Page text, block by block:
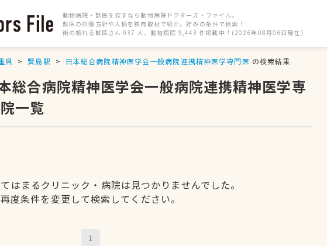
動物病院・獣医を探すなら動物病院ドクターズ・ファイル。
獣医の診療方針や人柄を独自取材で紹介。好みの条件で検索！
街の頼れる獣医さん 937 人、動物病院 9,443 件掲載中！(2026年08月06日現在)
県 賢島駅 日本総合病院精神医学会一般病院連携精神医学専門医 の検索結果
総合病院精神医学会一般病院連携精神医学専
一覧
はまるクリニック・病院は見つかりませんでした。
再度条件を変更して検索してください。
1